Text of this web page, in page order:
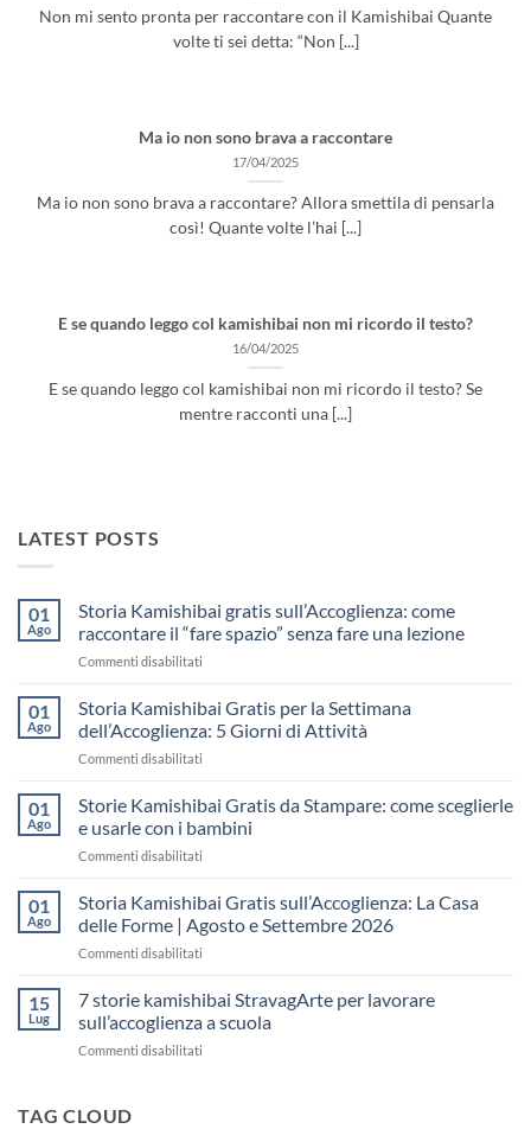
Non mi sento pronta per raccontare con il Kamishibai Quante
volte ti sei detta: “Non [...]
Ma io non sono brava a raccontare
17/04/2025
Ma io non sono brava a raccontare? Allora smettila di pensarla
così! Quante volte l’hai [...]
E se quando leggo col kamishibai non mi ricordo il testo?
16/04/2025
E se quando leggo col kamishibai non mi ricordo il testo? Se
mentre racconti una [...]
LATEST POSTS
01
Ago
Storia Kamishibai gratis sull’Accoglienza: come
raccontare il “fare spazio” senza fare una lezione
Commenti disabilitati
Kamishibai
sull’Accoglienza:
il
“fare
una
lezione
01
Ago
Storia Kamishibai Gratis per la Settimana
dell’Accoglienza: 5 Giorni di Attività
Commenti disabilitati
Kamishibai
per
dell’Accoglienza:
Giorni
01
Ago
Storie Kamishibai Gratis da Stampare: come sceglierle
e usarle con i bambini
Commenti disabilitati
Kamishibai
da
sceglierle
01
Ago
Storia Kamishibai Gratis sull’Accoglienza: La Casa
delle Forme | Agosto e Settembre 2026
Commenti disabilitati
Kamishibai
sull’Accoglienza:
15
Lug
7 storie kamishibai StravagArte per lavorare
sull’accoglienza a scuola
Commenti disabilitati
TAG CLOUD